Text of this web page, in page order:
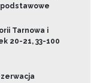
Tarnowa i
20-21, 33-100